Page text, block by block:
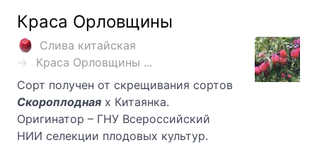
Краса Орловщины
Слива китайская
Краса Орловщины ...
Сорт получен от скрещивания сортов
Скороплодная х Китаянка.
Оригинатор – ГНУ Всероссийский
НИИ селекции плодовых культур.